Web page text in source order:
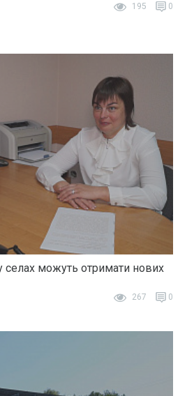
195 0
селах можуть отримати нових
267 0